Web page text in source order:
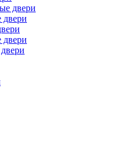
двери
двери
двери